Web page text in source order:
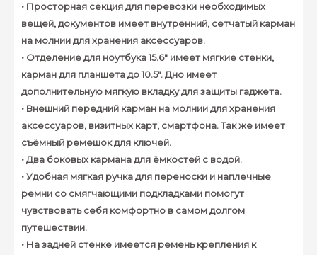
• Просторная секция для перевозки необходимых
вещей, документов имеет внутренний, сетчатый карман
на молнии для хранения аксессуаров.
• Отделение для ноутбука 15.6" имеет мягкие стенки,
карман для планшета до 10.5". Дно имеет
дополнительную мягкую вкладку для защиты гаджета.
• Внешний передний карман на молнии для хранения
аксессуаров, визитных карт, смартфона. Так же имеет
съёмный ремешок для ключей.
• Два боковых кармана для ёмкостей с водой.
• Удобная мягкая ручка для переноски и наплечные
ремни со смягчающими подкладками помогут
чувствовать себя комфортно в самом долгом
путешествии.
• На задней стенке имеется ремень крепления к